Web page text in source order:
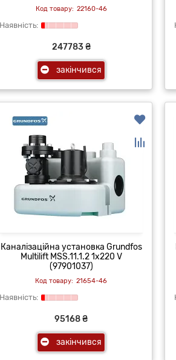
22160-46
247783 ₴
закінчився
Каналізаційна установка Grundfos
Multilift MSS.11.1.2 1x220 V
(97901037)
21654-46
95168 ₴
закінчився